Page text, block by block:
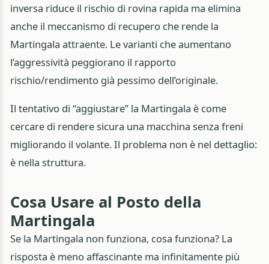
inversa riduce il rischio di rovina rapida ma elimina
anche il meccanismo di recupero che rende la
Martingala attraente. Le varianti che aumentano
l’aggressività peggiorano il rapporto
rischio/rendimento già pessimo dell’originale.
Il tentativo di “aggiustare” la Martingala è come
cercare di rendere sicura una macchina senza freni
migliorando il volante. Il problema non è nel dettaglio:
è nella struttura.
Cosa Usare al Posto della
Martingala
Se la Martingala non funziona, cosa funziona? La
risposta è meno affascinante ma infinitamente più